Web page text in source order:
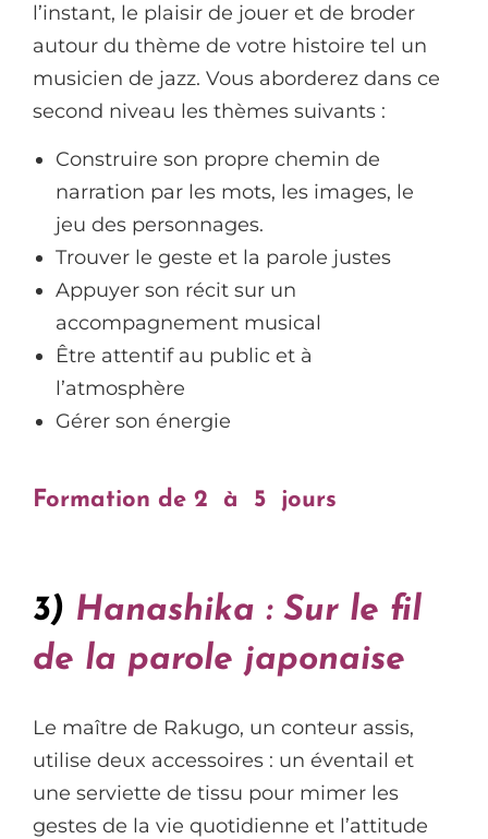
l’instant, le plaisir de jouer et de broder
autour du thème de votre histoire tel un
musicien de jazz. Vous aborderez dans ce
second niveau les thèmes suivants :
Construire son propre chemin de
narration par les mots, les images, le
jeu des personnages.
Trouver le geste et la parole justes
Appuyer son récit sur un
accompagnement musical
Être attentif au public et à
l’atmosphère
Gérer son énergie
Formation de 2 à 5 jours
3) Hanashika : Sur le fil
de la parole japonaise
Le maître de Rakugo, un conteur assis,
utilise deux accessoires : un éventail et
une serviette de tissu pour mimer les
gestes de la vie quotidienne et l’attitude